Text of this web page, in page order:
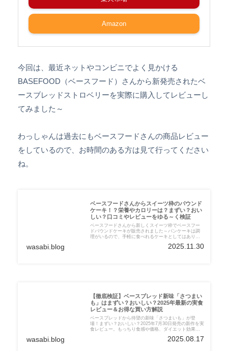
Amazon
今回は、最近ネットやコンビニでよく見かける
BASEFOOD（ベースフード）さんから新発売されたベ
ースブレッドストロベリーを実際に購入してレビューし
てみました～
わっしゃんは過去にもベースフードさんの商品レビュー
をしているので、お時間のある方は見て行ってください
ね。
ベースフードさんからスイーツ枠のパウンド
ケーキ！？栄養やカロリーは？まずい？おい
しい？口コミやレビューをゆる～く検証
ベースフードさんから新しくスイーツ枠でベースフー
ドパウンドケーキが販売されました～パンケーキは調
理がいるので、手軽に食べれるケーキとしてはありが
ので、今回もわっしゃんがお得情報と共に自分で食べ
wasabi.blog 2025.11.30
【徹底検証】ベースブレッド新味「さつまい
も」はまずい？おいしい？2025年最新の実食
レビュー＆お得な買い方解説
ベースブレッドから待望の新味「さつまいも」が登
場！まずい？おいしい？2025年7月30日発売の新作を実
食レビュー。もっちり食感や価格、ダイエット効果、
ース初回が2,000円オフになるお得な紹介コードも掲載
wasabi.blog 2025.08.17